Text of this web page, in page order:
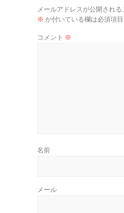
メールアドレスが公開される
※ が付いている欄は必須項
コメント ※
名前
メール